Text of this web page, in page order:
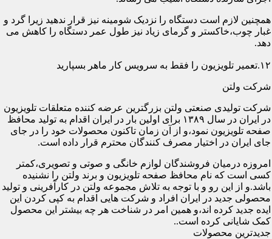
همچنین لازم است دستگاه را نزدیک شومینه نیز قرار ندهید زیرا گرد و
غبار چوب،خاکستر و گرمای زیاد نیز طول عمر دستگاه را کاهش می
دهد.
۱۲.تعمیر تلویزیون را فقط به سرویس کار ماهر بسپارید
شرکت ولتن
شرکت تولیدی صنعتی ولتن بزرگترین عرضه کننده متعلقات تلویزیون
در ایران در سال ۱۳۸۹ برای اولین بار در ایران اقدام به تولید محافظ
صفحه تلویزیون نمود،و از آن زمان تاکنون محصولات خود را در جای
جای ایران در اختیار مصرف کنندگان محترم قرار داده است.
امروزه درمیان فروشندگان لوازم خانگی و صوتی و تصویری،کمتر
کسی است که نام محافظ صفحه تلویزیون و برند ولتن را نشنیده
باشد.و از این رو و با توجه به تلاش مجموعه ولتن در کارآفرینی و تولید
محصولی جدید در ایران افراد و شرکت هایی اقدام به کپی کردن این
ایده جدید کرده اند،و همین امر در شناخت هر چه بیشتر این محصول
کمک شایانی کرده است..
جدیدترین محصولات